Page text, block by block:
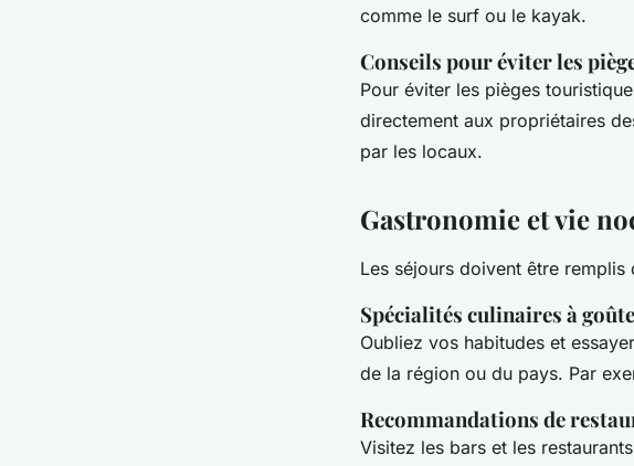
comme le surf ou le kayak.
Conseils pour éviter les
Pour éviter les pièges
directement aux propriétaires
par les locaux.
Gastronomie et vie
Les séjours doivent être
Spécialités culinaires à
Oubliez vos habitudes et
de la région ou du pays. Par
Recommandations de
Visitez les bars et les